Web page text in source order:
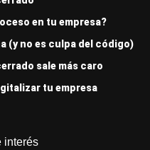
en tu empresa?
(y no es culpa del código)
sale más caro
tu empresa
interés